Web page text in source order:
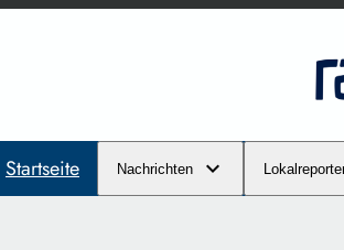
Startseite Nachrichten